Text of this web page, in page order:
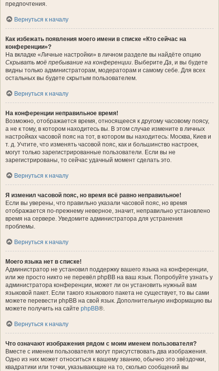
предпочтения.
Вернуться к началу
Как избежать появления моего имени в списке «Кто сейчас на
конференции»?
На вкладке «Личные настройки» в личном разделе вы найдёте опцию
Скрывать моё пребывание на конференции. ВыберитеДа, и вы будете
видны только администраторам, модераторам и самому себе. Для всех
остальных вы будете скрытым пользователем.
Вернуться к началу
На конференции неправильное время!
Возможно, отображается время, относящееся к другому часовому поясу,
а не к тому, в котором находитесь вы. В этом случае измените в личных
настройках часовой пояс на тот, в котором вы находитесь: Москва, Киев и
т. д. Учтите, что изменять часовой пояс, как и большинство настроек,
могут только зарегистрированные пользователи. Если вы не
зарегистрированы, то сейчас удачный момент сделать это.
Вернуться к началу
Я изменил часовой пояс, но время всё равно неправильное!
Если вы уверены, что правильно указали часовой пояс, но время
отображается по-прежнему неверное, значит, неправильно установлено
время на сервере. Уведомите администратора для устранения
проблемы.
Вернуться к началу
Моего языка нет в списке!
Администратор не установил поддержку вашего языка на конференции,
или же просто никто не перевёл phpBB на ваш язык. Попробуйте узнать у
администратора конференции, может ли он установить нужный вам
языковой пакет. Если такого языкового пакета не существует, то вы сами
можете перевести phpBB на свой язык. Дополнительную информацию вы
можете получить на сайте phpBB®.
Вернуться к началу
Что означают изображения рядом с моим именем пользователя?
Вместе с именем пользователя могут присутствовать два изображения.
Одно из них может относиться к вашему званию, обычно это звёздочки,
квадратики или точки, указывающие на то, сколько сообщений вы